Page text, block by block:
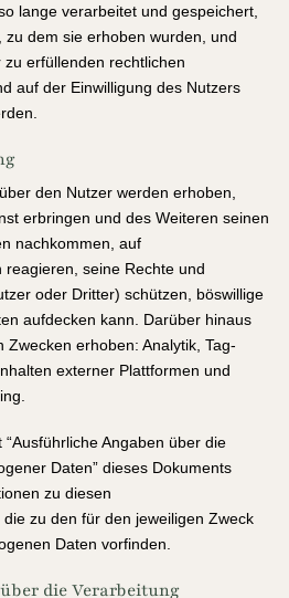
lange verarbeitet und gespeichert,
dem sie erhoben wurden, und
erfüllenden rechtlichen
auf der Einwilligung des Nutzers
den Nutzer werden erhoben,
erbringen und des Weiteren seinen
nachkommen, auf
seine Rechte und
oder Dritter) schützen, böswillige
aufdecken kann. Darüber hinaus
erhoben: Analytik, Tag-
externer Plattformen und
Angaben über die
Daten” dieses Dokuments
zu diesen
zu den für den jeweiligen Zweck
Daten vorfinden.
die Verarbeitung